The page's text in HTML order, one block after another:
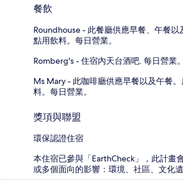
餐飲
Roundhouse - 此餐廳供應早餐、午餐
點用飲料。每日營業。
Romberg's - 住宿內天台酒吧. 每日營業。
Ms Mary - 此咖啡廳供應早餐以及午餐
料。每日營業。
獎項與聯盟
環保認證住宿
本住宿已參與「EarthCheck」，此計畫
或多個面向的影響：環境、社區、文化遺